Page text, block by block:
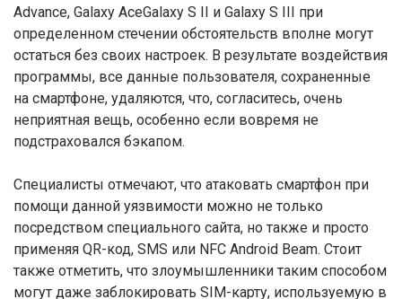
Advance, Galaxy AceGalaxy S II и Galaxy S III при
определенном стечении обстоятельств вполне могут
остаться без своих настроек. В результате воздействия
программы, все данные пользователя, сохраненные
на смартфоне, удаляются, что, согласитесь, очень
неприятная вещь, особенно если вовремя не
подстраховался бэкапом.
Специалисты отмечают, что атаковать смартфон при
помощи данной уязвимости можно не только
посредством специального сайта, но также и просто
применяя QR-код, SMS или NFC Android Beam. Стоит
также отметить, что злоумышленники таким способом
могут даже заблокировать SIM-карту, используемую в